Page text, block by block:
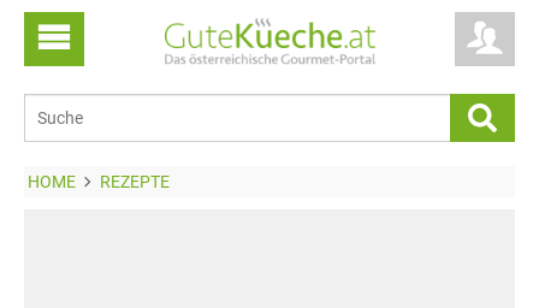
HOME REZEPTE